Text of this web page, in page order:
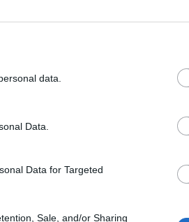
data.
Data.
Data for Targeted
Sale, and/or Sharing
fem årene, oppsummerer stasjonssjef